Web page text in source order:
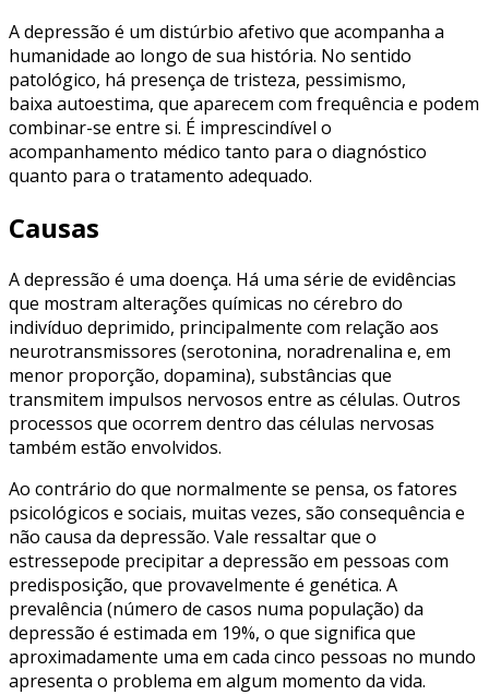
A depressão é um distúrbio afetivo que acompanha a
humanidade ao longo de sua história. No sentido
patológico, há presença de tristeza, pessimismo,
baixa autoestima, que aparecem com frequência e podem
combinar-se entre si. É imprescindível o
acompanhamento médico tanto para o diagnóstico
quanto para o tratamento adequado.
Causas
A depressão é uma doença. Há uma série de evidências
que mostram alterações químicas no cérebro do
indivíduo deprimido, principalmente com relação aos
neurotransmissores (serotonina, noradrenalina e, em
menor proporção, dopamina), substâncias que
transmitem impulsos nervosos entre as células. Outros
processos que ocorrem dentro das células nervosas
também estão envolvidos.
Ao contrário do que normalmente se pensa, os fatores
psicológicos e sociais, muitas vezes, são consequência e
não causa da depressão. Vale ressaltar que o
estressepode precipitar a depressão em pessoas com
predisposição, que provavelmente é genética. A
prevalência (número de casos numa população) da
depressão é estimada em 19%, o que significa que
aproximadamente uma em cada cinco pessoas no mundo
apresenta o problema em algum momento da vida.